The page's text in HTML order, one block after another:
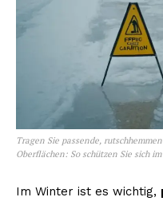
Tragen Sie passende,
Oberflächen: So schützen Sie sich
Im Winter ist es wichtig,